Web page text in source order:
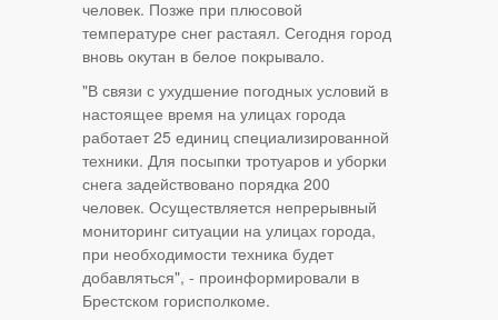
человек. Позже при плюсовой
температуре снег растаял. Сегодня город
вновь окутан в белое покрывало.
"В связи с ухудшение погодных условий в
настоящее время на улицах города
работает 25 единиц специализированной
техники. Для посыпки тротуаров и уборки
снега задействовано порядка 200
человек. Осуществляется непрерывный
мониторинг ситуации на улицах города,
при необходимости техника будет
добавляться", - проинформировали в
Брестском горисполкоме.